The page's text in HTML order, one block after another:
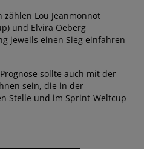
Lou Jeanmonnot
und Elvira Oeberg
jeweils einen Sieg einfahren
sollte auch mit der
sein, die in der
Stelle und im Sprint-Weltcup